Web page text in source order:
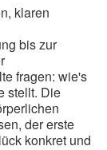
klaren
bis zur
fragen: wie's
stellt. Die
der erste
konkret und